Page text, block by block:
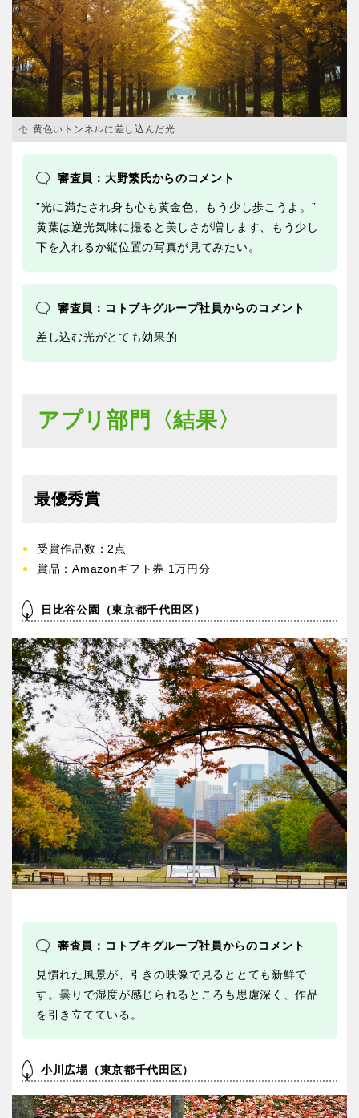
黄色いトンネルに差し込んだ光
審査員：大野繁氏からのコメント
”光に満たされ身も心も黄金色、もう少し歩こうよ。”
黄葉は逆光気味に撮ると美しさが増します、もう少し
下を入れるか縦位置の写真が見てみたい。
審査員：コトブキグループ社員からのコメント
差し込む光がとても効果的
アプリ部門〈結果〉
最優秀賞
受賞作品数：2点
賞品：Amazonギフト券 1万円分
日比谷公園（東京都千代田区）
審査員：コトブキグループ社員からのコメント
見慣れた風景が、引きの映像で見るととても新鮮で
す。曇りで湿度が感じられるところも思慮深く、作品
を引き立てている。
小川広場（東京都千代田区）